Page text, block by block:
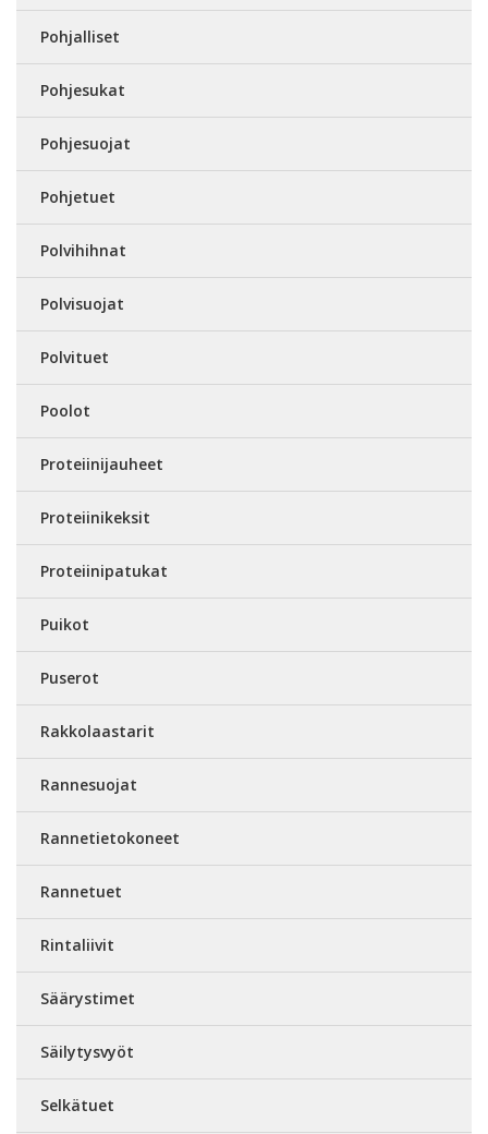
Pohjalliset
Pohjesukat
Pohjesuojat
Pohjetuet
Polvihihnat
Polvisuojat
Polvituet
Poolot
Proteiinijauheet
Proteiinikeksit
Proteiinipatukat
Puikot
Puserot
Rakkolaastarit
Rannesuojat
Rannetietokoneet
Rannetuet
Rintaliivit
Säärystimet
Säilytysvyöt
Selkätuet